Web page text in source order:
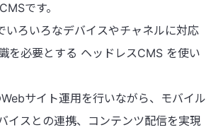
です。
ろいろなデバイスやチャネルに対応
を必要とする ヘッドレスCMS を使い
サイト運用を行いながら、モバイル
イスとの連携、コンテンツ配信を実現